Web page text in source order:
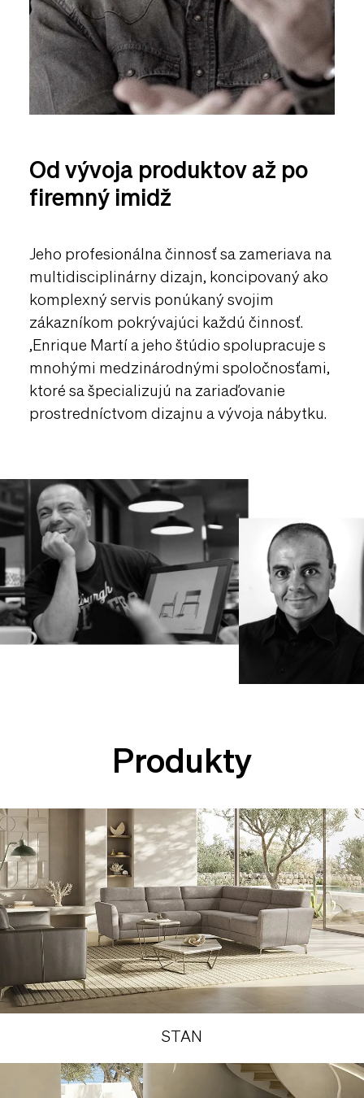
Od vývoja produktov až po
firemný imidž
Jeho profesionálna činnosť sa zameriava na
multidisciplinárny dizajn, koncipovaný ako
komplexný servis ponúkaný svojim
zákazníkom pokrývajúci každú činnosť.
,Enrique Martí a jeho štúdio spolupracuje s
mnohými medzinárodnými spoločnosťami,
ktoré sa špecializujú na zariaďovanie
prostredníctvom dizajnu a vývoja nábytku.
Produkty
STAN